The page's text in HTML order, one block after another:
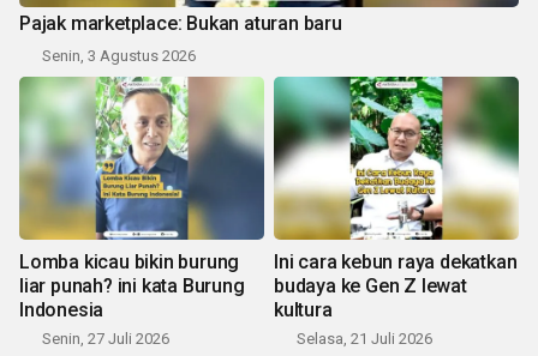
Pajak marketplace: Bukan aturan baru
Senin, 3 Agustus 2026
Lomba kicau bikin burung
liar punah? ini kata Burung
Indonesia
Senin, 27 Juli 2026
Ini cara kebun raya dekatkan
budaya ke Gen Z lewat
kultura
Selasa, 21 Juli 2026